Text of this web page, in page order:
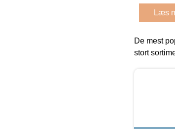
Læs
De mest
stort